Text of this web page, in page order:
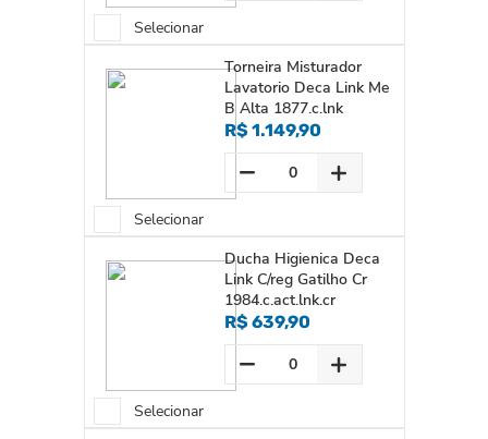
Selecionar
Torneira Misturador
Lavatorio Deca Link Me
B Alta 1877.c.lnk
R$ 1.149,90
Selecionar
Ducha Higienica Deca
Link C/reg Gatilho Cr
1984.c.act.lnk.cr
R$ 639,90
Selecionar